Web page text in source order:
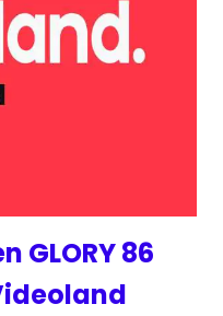
GLORY 86